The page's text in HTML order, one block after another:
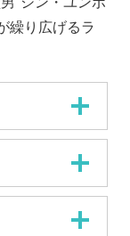
繰り広げるラ